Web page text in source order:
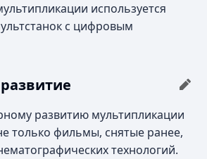
используется
с цифровым
развитию мультипликации
только фильмы, снятые ранее,
технологий.